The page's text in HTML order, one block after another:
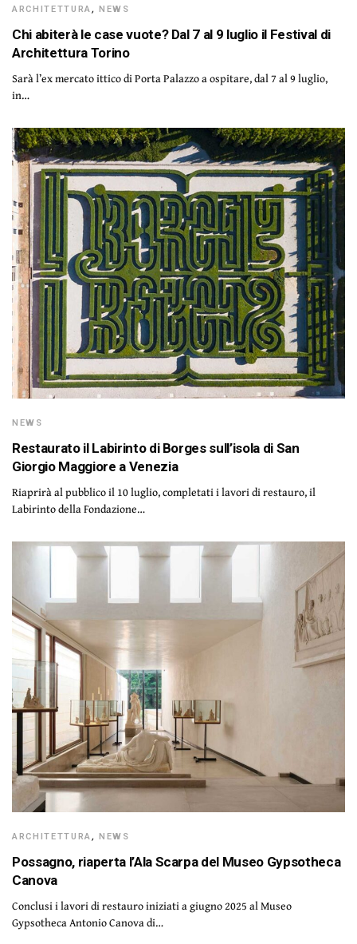
ARCHITETTURA, NEWS
Chi abiterà le case vuote? Dal 7 al 9 luglio il Festival di
Architettura Torino
Sarà l’ex mercato ittico di Porta Palazzo a ospitare, dal 7 al 9 luglio,
in…
NEWS
Restaurato il Labirinto di Borges sull’isola di San
Giorgio Maggiore a Venezia
Riaprirà al pubblico il 10 luglio, completati i lavori di restauro, il
Labirinto della Fondazione…
ARCHITETTURA,NEWS
Possagno, riaperta l’Ala Scarpa del Museo Gypsotheca
Canova
Conclusi i lavori di restauro iniziati a giugno 2025 al Museo
Gypsotheca Antonio Canova di…